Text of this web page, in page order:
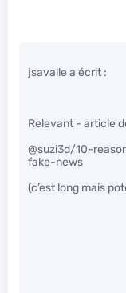
jsavalle a écrit :
Relevant - article
@suzi3d/10-
fake-news
(c’est long mais